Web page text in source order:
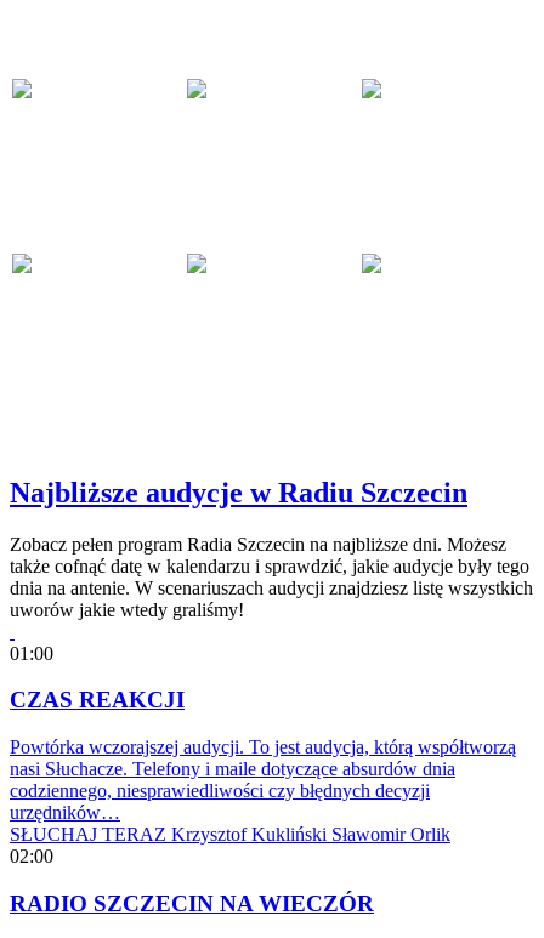
Najbliższe audycje w Radiu Szczecin
Zobacz pełen program Radia Szczecin na najbliższe dni. Możesz
także cofnąć datę w kalendarzu i sprawdzić, jakie audycje były tego
dnia na antenie. W scenariuszach audycji znajdziesz listę wszystkich
uworów jakie wtedy graliśmy!
01:00
CZAS REAKCJI
Powtórka wczorajszej audycji. To jest audycja, którą współtworzą
nasi Słuchacze. Telefony i maile dotyczące absurdów dnia
codziennego, niesprawiedliwości czy błędnych decyzji
urzędników…
SŁUCHAJ TERAZ Krzysztof Kukliński Sławomir Orlik
02:00
RADIO SZCZECIN NA WIECZÓR